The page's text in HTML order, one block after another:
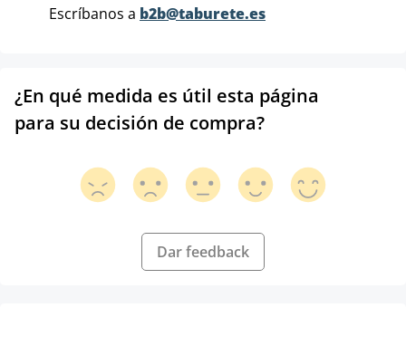
Escríbanos a b2b@taburete.es
¿En qué medida es útil esta página
para su decisión de compra?
Dar feedback